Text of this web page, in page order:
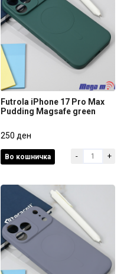
Pudding Magsafe green
250 ден
Futrola iPhone 17 Pro Max
Pudding Magsafe green
250 ден
Во кошничка - +